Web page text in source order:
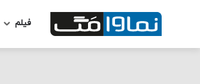
فیلم